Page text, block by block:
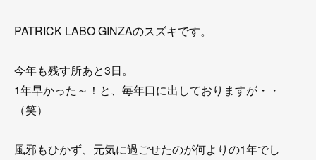
PATRICK LABO GINZAのスズキです。
今年も残す所あと3日。
1年早かった～！と、毎年口に出しておりますが・・
（笑）
風邪もひかず、元気に過ごせたのが何よりの1年でし